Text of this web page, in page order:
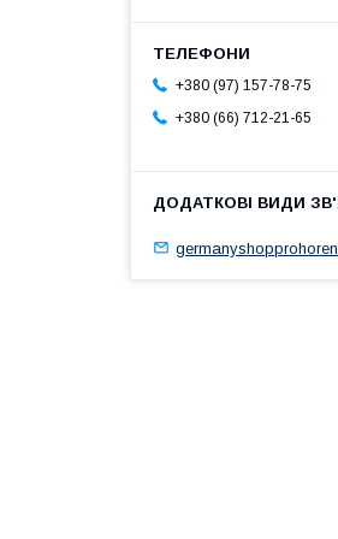
+380 (97) 157-78-75
+380 (66) 712-21-65